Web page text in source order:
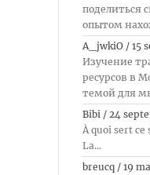
поделиться
опытом
A_jwkiO / 15
Изучение
ресурсов в
темой для
Bibi / 24
À quoi sert ce
La...
breucq / 19